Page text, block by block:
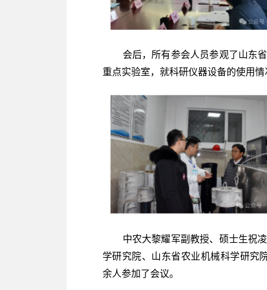
会后，所有参会人员参观了山东省
重点实验室，就科研仪器设备的使用
中农大黎耀军副教授、硕士生祝凌
学研究院、山东省农业机械科学研究
余人参加了会议。